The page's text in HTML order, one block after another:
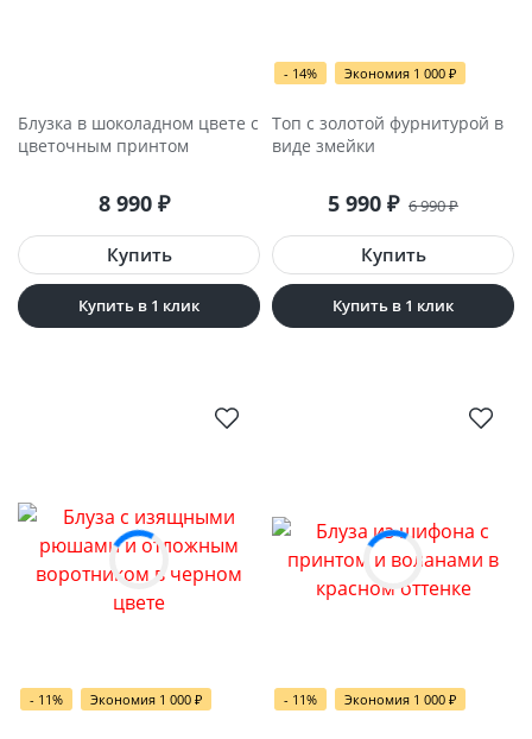
Блузка в шоколадном цвете с
цветочным принтом
8 990 ₽
Купить в 1 клик
- 14% Экономия 1 000 ₽
Топ с золотой фурнитурой в
виде змейки
5 990 ₽ 6 990₽
Купить в 1 клик
- 11% Экономия 1 000 ₽ - 11% Экономия 1 000 ₽